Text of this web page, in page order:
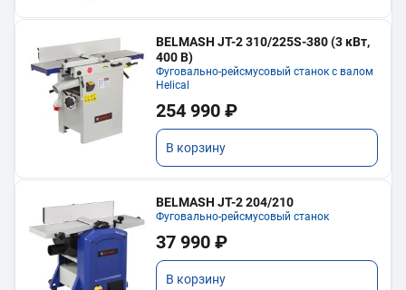
BELMASH JT-2 310/225S-380 (3 кВт,
400 В)
Фуговально-рейсмусовый станок с валом
Helical
254 990 ₽
В корзину
BELMASH JT-2 204/210
Фуговально-рейсмусовый станок
37 990 ₽
В корзину